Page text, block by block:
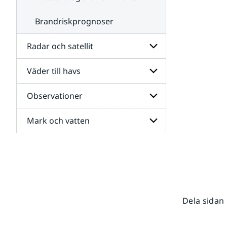
Brandriskprognoser
Radar och satellit
Undersidor
för
Radar
och
satellit
Väder till havs
Undersidor
för
Väder
till
havs
Observationer
Undersidor
för
Mark och vatten
Dela sidan